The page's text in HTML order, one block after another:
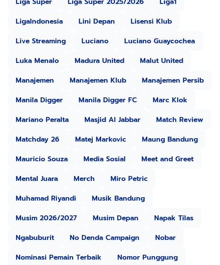
LigaIndonesia
Lini Depan
Lisensi Klub
Live Streaming
Luciano
Luciano Guaycochea
Luka Menalo
Madura United
Malut United
Manajemen
Manajemen Klub
Manajemen Persib
Manila Digger
Manila Digger FC
Marc Klok
Mariano Peralta
Masjid Al Jabbar
Match Review
Matchday 26
Matej Markovic
Maung Bandung
Mauricio Souza
Media Sosial
Meet and Greet
Mental Juara
Merch
Miro Petric
Muhamad Riyandi
Musik Bandung
Musim 2026/2027
Musim Depan
Napak Tilas
Ngabuburit
No Denda Campaign
Nobar
Nominasi Pemain Terbaik
Nomor Punggung